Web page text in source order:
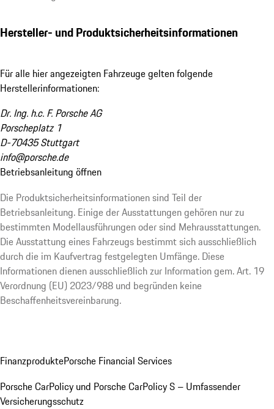
Hersteller- und Produktsicherheitsinformationen
Für alle hier angezeigten Fahrzeuge gelten folgende
Herstellerinformationen:
Dr. Ing. h.c. F. Porsche AG
Porscheplatz 1
D-70435 Stuttgart
info@porsche.de
Betriebsanleitung öffnen
Die Produktsicherheitsinformationen sind Teil der
Betriebsanleitung. Einige der Ausstattungen gehören nur zu
bestimmten Modellausführungen oder sind Mehrausstattungen.
Die Ausstattung eines Fahrzeugs bestimmt sich ausschließlich
durch die im Kaufvertrag festgelegten Umfänge. Diese
Informationen dienen ausschließlich zur Information gem. Art. 19
Verordnung (EU) 2023/988 und begründen keine
Beschaffenheitsvereinbarung.
FinanzproduktePorsche Financial Services
Porsche CarPolicy und Porsche CarPolicy S – Umfassender
Versicherungsschutz